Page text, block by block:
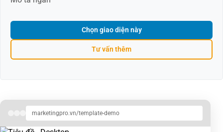
Chọn giao diện này
Tư vấn thêm
marketingpro.vn/template-demo